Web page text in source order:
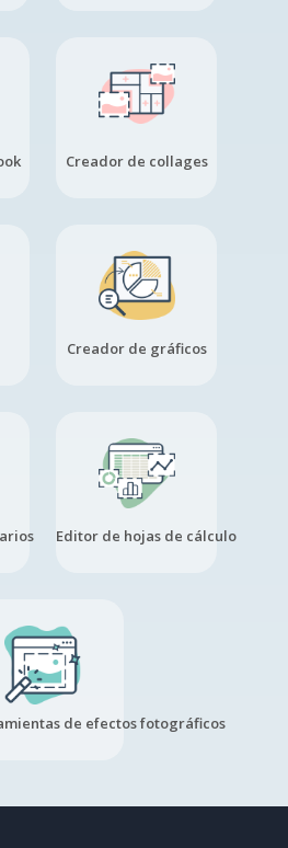
Creador de collages
Creador de gráficos
Editor de hojas de cálculo
de efectos fotográficos